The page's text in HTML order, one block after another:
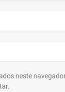
neste